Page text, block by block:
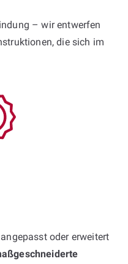
– wir entwerfen
die sich im
oder erweitert